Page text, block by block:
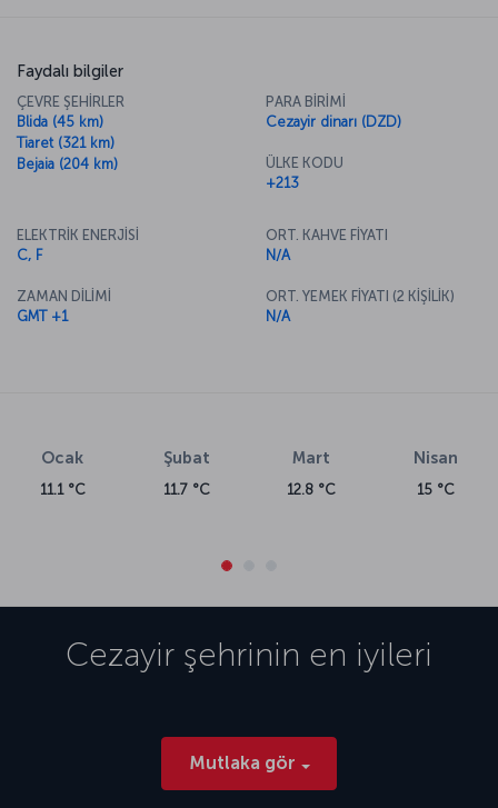
Faydalı bilgiler
ÇEVRE ŞEHİRLER
Blida (45 km)
Tiaret (321 km)
Bejaia (204 km)
PARA BİRİMİ
Cezayir dinarı (DZD)
ÜLKE KODU
+213
ELEKTRİK ENERJİSİ
C, F
ZAMAN DİLİMİ
GMT +1
ORT. KAHVE FİYATI
N/A
ORT. YEMEK FİYATI (2 KİŞİLİK)
N/A
Ocak
11.1 °C
Şubat
11.7 °C
Mart
12.8 °C
Nisan
15 °C
Cezayir şehrinin en iyileri
Mutlaka gör